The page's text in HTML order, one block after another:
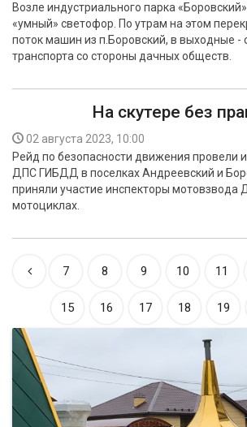
Возле индустриального парка
«умный» светофор. По утрам на этом
поток машин из п.Боровский, в выходные -
транспорта со стороны дачных обществ.
На скутере без
02 августа 2023, 10:00
Рейд по безопасности движения провели
ДПС ГИБДД в поселках Андреевский и
приняли участие инспекторы мотовзвода
мотоциклах.
7 8 9 10 11
15 16 17 18 19